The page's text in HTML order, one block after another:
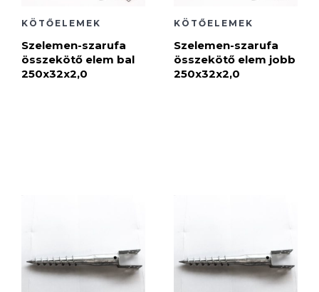
KÖTŐELEMEK
Szelemen-szarufa
összekötő elem bal
250x32x2,0
KÖTŐELEMEK
Szelemen-szarufa
összekötő elem jobb
250x32x2,0